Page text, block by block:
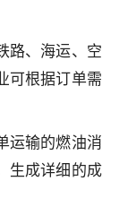
路、海运、空
可根据订单需
运输的燃油消
生成详细的成